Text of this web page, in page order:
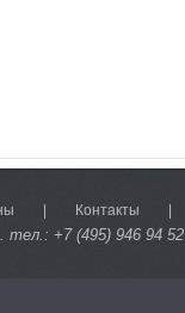
Контакты
тел.: +7 (495) 946 94 52